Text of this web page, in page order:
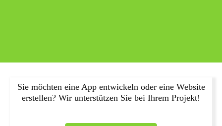
Sie möchten eine App entwickeln oder eine Website
erstellen? Wir unterstützen Sie bei Ihrem Projekt!